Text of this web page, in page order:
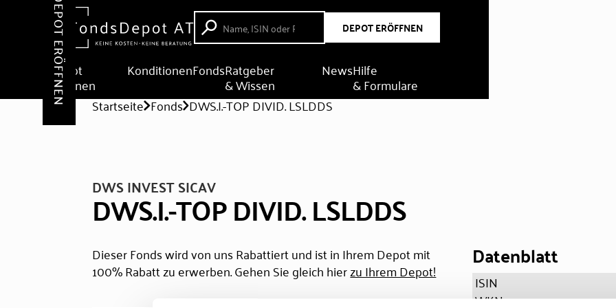
DEPOT ERÖFFNEN
Depot
eröffnen
KonditionenFondsRatgeber
& Wissen
NewsHilfe
& Formulare
DEPOT ERÖFFNEN Startseite Fonds DWS.I.-TOP DIVID. LSLDDS
DWS INVEST SICAV
DWS.I.-TOP DIVID. LSLDDS
Dieser Fonds wird von uns Rabattiert und ist in Ihrem Depot mit
100% Rabatt zu erwerben. Gehen Sie gleich hierzu Ihrem Depot! Datenblatt
ISIN
WKN